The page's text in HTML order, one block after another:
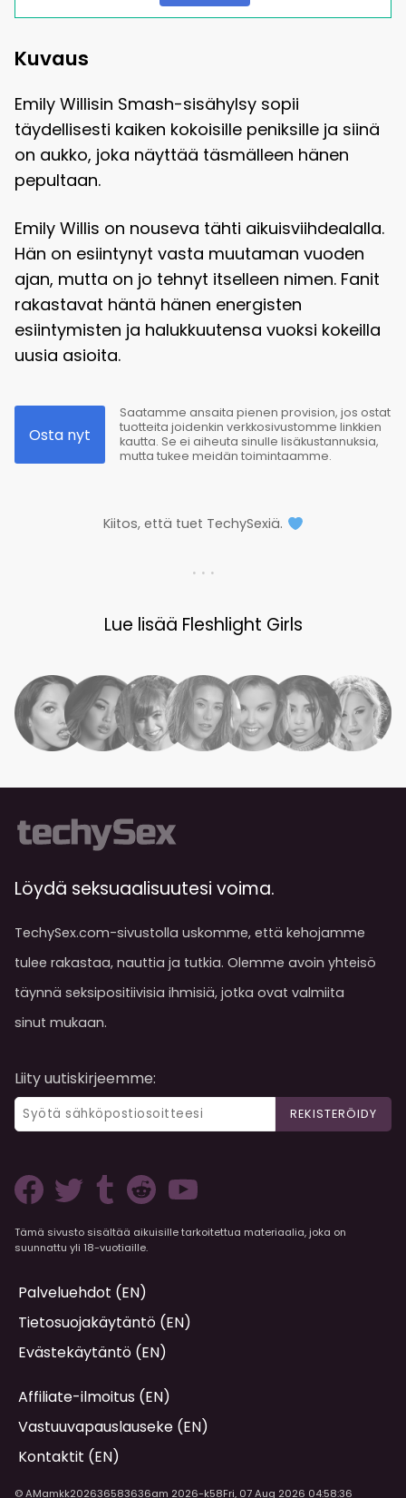
Kuvaus
Emily Willisin Smash-sisähylsy sopii
täydellisesti kaiken kokoisille peniksille ja siinä
on aukko, joka näyttää täsmälleen hänen
pepultaan.
Emily Willis on nouseva tähti aikuisviihdealalla.
Hän on esiintynyt vasta muutaman vuoden
ajan, mutta on jo tehnyt itselleen nimen. Fanit
rakastavat häntä hänen energisten
esiintymisten ja halukkuutensa vuoksi kokeilla
uusia asioita.
Osta nyt
Saatamme ansaita pienen provision, jos ostat
tuotteita joidenkin verkkosivustomme linkkien
kautta. Se ei aiheuta sinulle lisäkustannuksia,
mutta tukee meidän toimintaamme.
Kiitos, että tuet TechySexiä.
. . .
Lue lisää Fleshlight Girls
Löydä seksuaalisuutesi voima.
TechySex.com-sivustolla uskomme, että kehojamme
tulee rakastaa, nauttia ja tutkia. Olemme avoin yhteisö
täynnä seksipositiivisia ihmisiä, jotka ovat valmiita
sinut mukaan.
Liity uutiskirjeemme:
REKISTERÖIDY
Tämä sivusto sisältää aikuisille tarkoitettua materiaalia, joka on
suunnattu yli 18-vuotiaille.
Palveluehdot (EN)
Tietosuojakäytäntö (EN)
Evästekäytäntö (EN)
Affiliate-ilmoitus (EN)
Vastuuvapauslauseke (EN)
Kontaktit (EN)
© AMamkk202636583636am 2026-k58Fri, 07 Aug 2026 04:58:36